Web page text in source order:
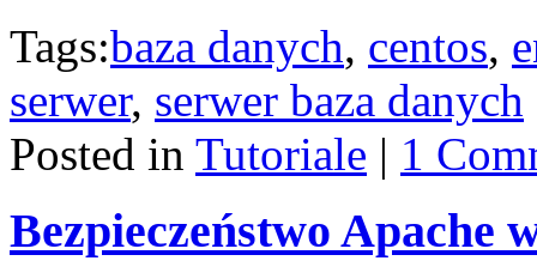
Tags:baza danych, centos,
serwer, serwer baza danych
Posted in Tutoriale | 1
Bezpieczeństwo Apache